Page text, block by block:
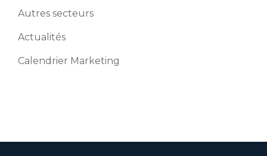
Autres secteurs
Actualités
Calendrier Marketing